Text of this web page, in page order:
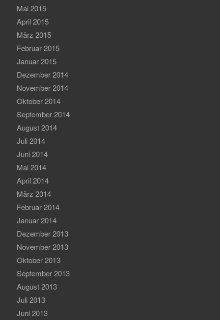
Mai 2015
April 2015
März 2015
Februar 2015
Januar 2015
Dezember 2014
November 2014
Oktober 2014
September 2014
August 2014
Juli 2014
Juni 2014
Mai 2014
April 2014
März 2014
Februar 2014
Januar 2014
Dezember 2013
November 2013
Oktober 2013
September 2013
August 2013
Juli 2013
Juni 2013